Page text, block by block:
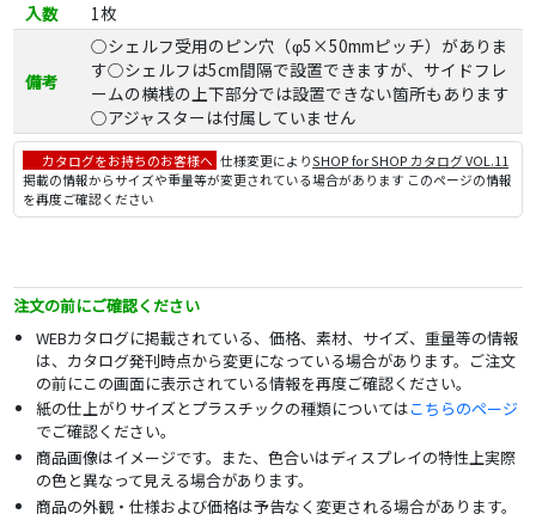
入数
1枚
備考
○シェルフ受用のピン穴（φ5×50mmピッチ）がありま
す○シェルフは5cm間隔で設置できますが、サイドフレ
ームの横桟の上下部分では設置できない箇所もあります
○アジャスターは付属していません
カタログをお持ちのお客様へ 仕様変更によりSHOP for SHOP カタログ VOL.11
掲載の情報からサイズや重量等が変更されている場合があります このページの情報
を再度ご確認ください
注文の前にご確認ください
WEBカタログに掲載されている、価格、素材、サイズ、重量等の情報
は、カタログ発刊時点から変更になっている場合があります。ご注文
の前にこの画面に表示されている情報を再度ご確認ください。
紙の仕上がりサイズとプラスチックの種類についてはこちらのページ
でご確認ください。
商品画像はイメージです。また、色合いはディスプレイの特性上実際
の色と異なって見える場合があります。
商品の外観・仕様および価格は予告なく変更される場合があります。